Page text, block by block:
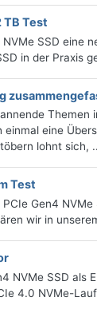
TB Test
SSD eine
in der Praxis
eine
lohnt sich,
Test
Gen4
wir in
NVMe SSD als
4.0 NVMe-